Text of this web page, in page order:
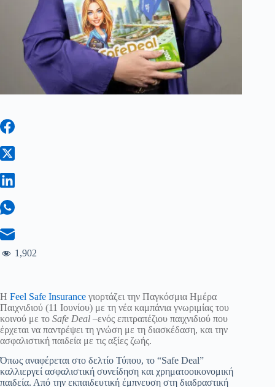
1,902
Η Feel Safe Insurance γιορτάζει την Παγκόσμια Ημέρα
Παιχνιδιού (11 Ιουνίου) με τη νέα καμπάνια γνωριμίας του
κοινού με το Safe Deal –ενός επιτραπέζιου παιχνιδιού που
έρχεται να παντρέψει τη γνώση με τη διασκέδαση, και την
ασφαλιστική παιδεία με τις αξίες ζωής.
Όπως αναφέρεται στο δελτίο Τύπου, το “Safe Deal”
καλλιεργεί ασφαλιστική συνείδηση και χρηματοοικονομική
παιδεία. Από την εκπαιδευτική έμπνευση στη διαδραστική